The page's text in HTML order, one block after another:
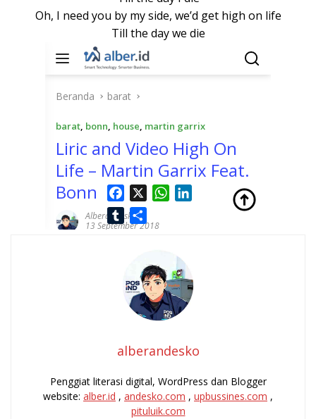
Oh, I need you by my side, we’d get high on life
Till the day we die
alberandesko
Penggiat literasi digital, WordPress dan Blogger
website: alber.id , andesko.com , upbussines.com ,
pituluik.com